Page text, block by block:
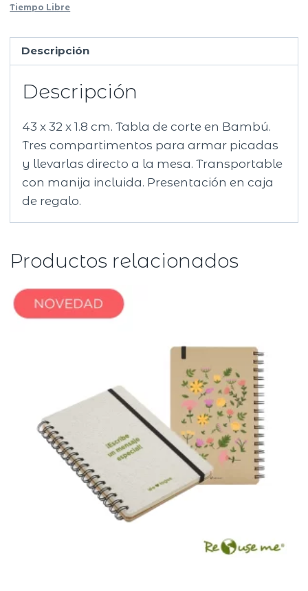
Tiempo Libre
Descripción
Descripción
43 x 32 x 1.8 cm. Tabla de corte en Bambú.
Tres compartimentos para armar picadas
y llevarlas directo a la mesa. Transportable
con manija incluida. Presentación en caja
de regalo.
Productos relacionados